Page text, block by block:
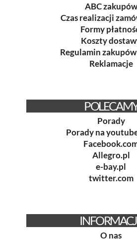
ABC zakupów
Czas realizacji
Formy
Koszty
Regulamin
Reklamacje
Porady
Porady na
Allegro.pl
e-bay.pl
twitter.com
O nas